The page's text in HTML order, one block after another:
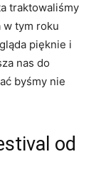
traktowaliśmy
w tym roku
pięknie i
nas do
byśmy nie
od